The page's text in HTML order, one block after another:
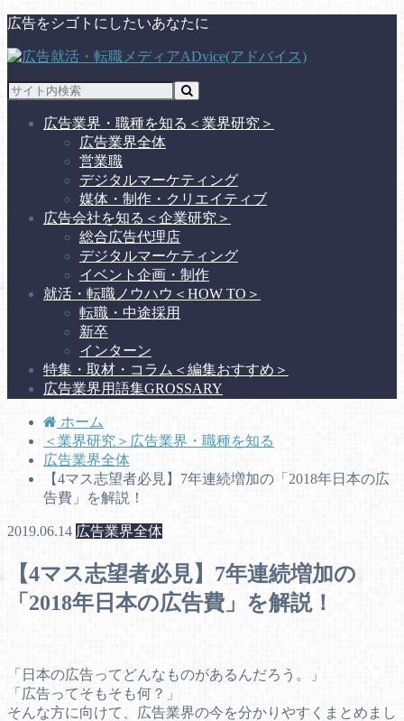
広告をシゴトにしたいあなたに
広告業界・職種を知る ＜業界研究＞
広告業界全体
営業職
デジタルマーケティング
媒体・制作・クリエイティブ
広告会社を知る ＜企業研究＞
総合広告代理店
デジタルマーケティング
イベント企画・制作
就活・転職ノウハウ ＜HOW TO＞
転職・中途採用
新卒
インターン
特集・取材・コラム ＜編集おすすめ＞
広告業界用語集GROSSARY
ホーム
＜業界研究＞広告業界・職種を知る
広告業界全体
【4マス志望者必見】7年連続増加の「2018年日本の広
告費」を解説！
2019.06.14 広告業界全体
【4マス志望者必見】7年連続増加の
「2018年日本の広告費」を解説！
「日本の広告ってどんなものがあるんだろう。」
「広告ってそもそも何？」
そんな方に向けて、広告業界の今を分かりやすくまとめまし